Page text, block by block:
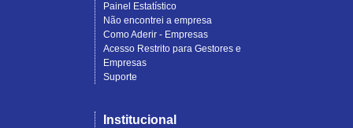
Painel Estatístico
Não encontrei a empresa
Como Aderir - Empresas
Acesso Restrito para Gestores e
Empresas
Suporte
Institucional